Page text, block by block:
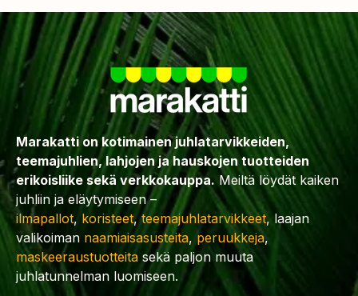
Marakatti on kotimainen juhlatarvikkeiden,
teemajuhlien, lahjojen ja hauskojen tuotteiden
erikoisliike sekä verkkokauppa. Meiltä löydät kaiken
juhliin ja eläytymiseen –
ilmapallot, koristeet,teemajuhlatarvikkeet, laajan
valikoiman naamiaisasusteita, peruukkeja,
maskeeraustuotteita sekä paljon muuta
juhlatunnelman luomiseen.